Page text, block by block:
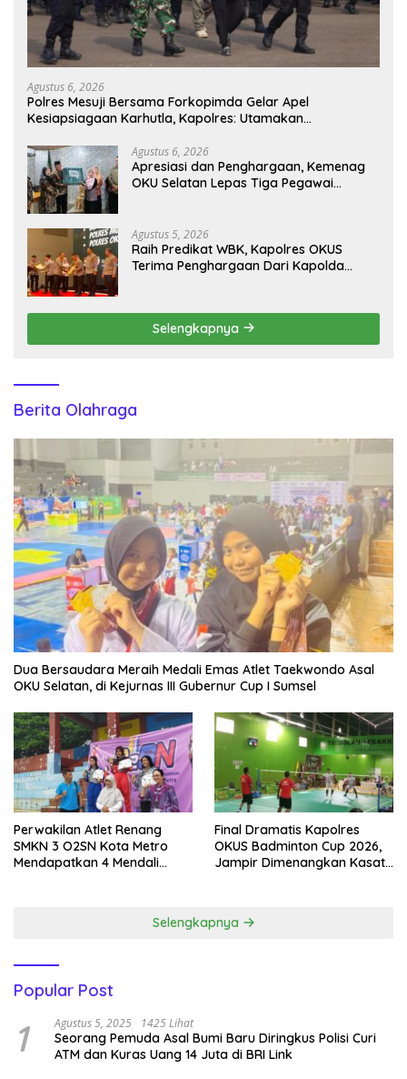
Agustus 6, 2026
Polres Mesuji Bersama Forkopimda Gelar Apel
Kesiapsiagaan Karhutla, Kapolres: Utamakan
Agustus 6, 2026
Apresiasi dan Penghargaan, Kemenag
OKU Selatan Lepas Tiga Pegawai
Agustus 5, 2026
Raih Predikat WBK, Kapolres OKUS
Terima Penghargaan Dari Kapolda
Selengkapnya
Berita Olahraga
Dua Bersaudara Meraih Medali Emas Atlet Taekwondo Asal
OKU Selatan, di Kejurnas III Gubernur Cup I Sumsel
Perwakilan Atlet Renang
SMKN 3 O2SN Kota Metro
Mendapatkan 4 Mendali
Final Dramatis Kapolres
OKUS Badminton Cup 2026,
Jampir Dimenangkan Kasat
Selengkapnya
Popular Post
1 Agustus 5, 2025 1425 Lihat
Seorang Pemuda Asal Bumi Baru Diringkus Polisi Curi
ATM dan Kuras Uang 14 Juta di BRI Link